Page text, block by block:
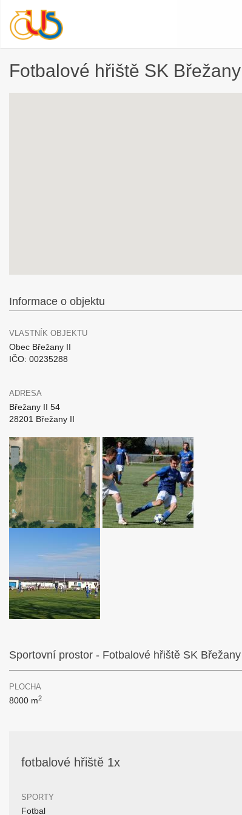
Fotbalové hřiště SK
Informace o objektu
VLASTNÍK OBJEKTU
Obec Břežany II
IČO: 00235288
ADRESA
Břežany II 54
28201 Břežany II
Sportovní prostor - Fotbalové hřiště SK
PLOCHA
8000 m2
fotbalové hřiště 1x
SPORTY
Fotbal